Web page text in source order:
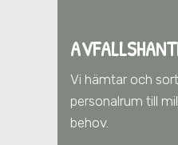
Vi hämtar och
personalrum till
behov.